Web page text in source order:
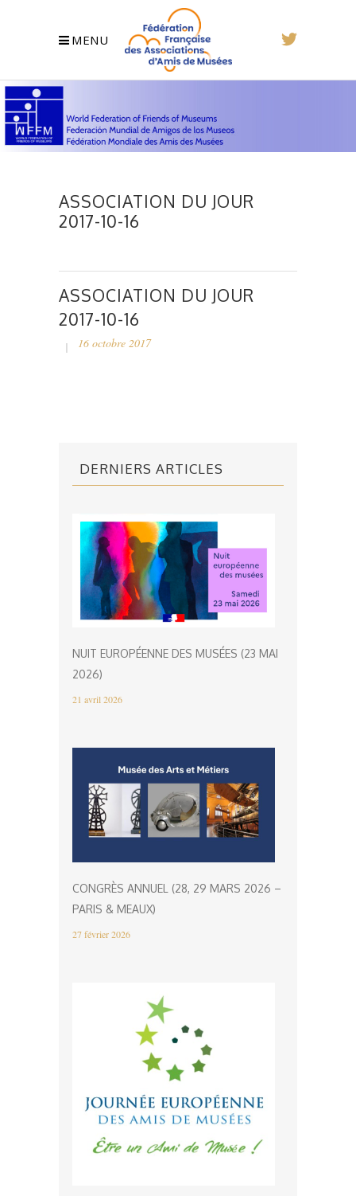
MENU
ASSOCIATION DU JOUR
2017-10-16
ASSOCIATION DU JOUR
2017-10-16
16 octobre 2017
DERNIERS ARTICLES
NUIT EUROPÉENNE DES MUSÉES (23 MAI
2026)
21 avril 2026
CONGRÈS ANNUEL (28, 29 MARS 2026 –
PARIS & MEAUX)
27 février 2026